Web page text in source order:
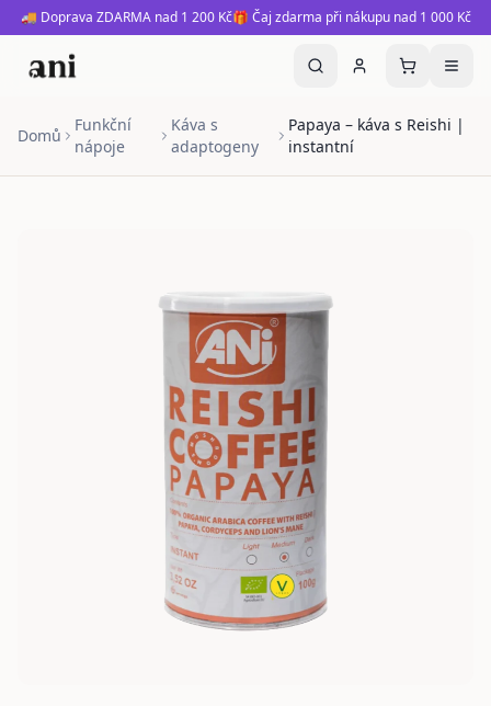
🚚 Doprava ZDARMA nad 1 200 Kč🎁 Čaj zdarma při nákupu nad 1 000 Kč
Domů
Funkční
nápoje
Káva s
adaptogeny
Papaya – káva s Reishi |
instantní